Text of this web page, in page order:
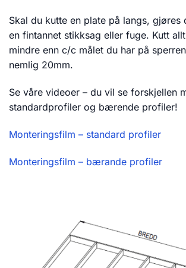
Skal du kutte en plate på langs, gjøres
en fintannet stikksag eller fuge. Kutt
mindre enn c/c målet du har på
nemlig 20mm.
Se våre videoer – du vil se forskjellen
standardprofiler og bærende profiler!
Monteringsfilm – standard profiler
Monteringsfilm – bærande profiler